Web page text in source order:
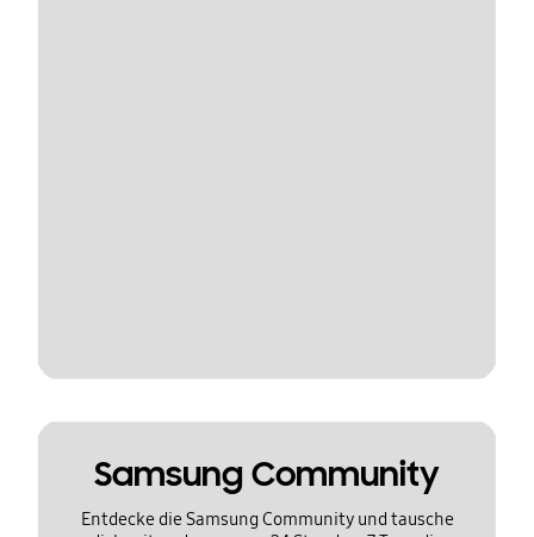
Samsung Community
Entdecke die Samsung Community und tausche